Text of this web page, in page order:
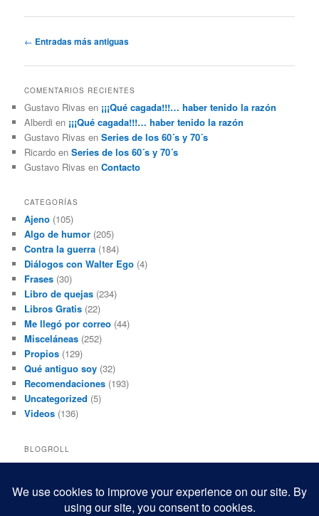
Navegación
entradas
← Entradas más antiguas
COMENTARIOS RECIENTES
Gustavo Rivas en ¡¡¡Qué cagada!!!… haber tenido la razón
Alberdi en ¡¡¡Qué cagada!!!… haber tenido la razón
Gustavo Rivas enSeries de los 60´s y 70´s
Ricardo enSeries de los 60´s y 70´s
Gustavo Rivas enContacto
CATEGORÍAS
Ajeno (105)
Algo de humor (205)
Contra la guerra (184)
Diálogos con Walter Ego (4)
Frases (30)
Libro de quejas (234)
Libros Gratis (22)
Me llegó por correo (44)
Misceláneas (252)
Propios (129)
Qué antiguo soy (32)
Recomendaciones (193)
Uncategorized (5)
Videos (136)
BLOGROLL
Black and White Power
Mis macrofotografías
Teresita Rivas